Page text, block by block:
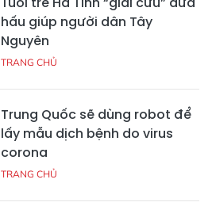
hấu giúp người dân Tây
Nguyên
TRANG CHỦ
Trung Quốc sẽ dùng robot để
lấy mẫu dịch bệnh do virus
corona
TRANG CHỦ